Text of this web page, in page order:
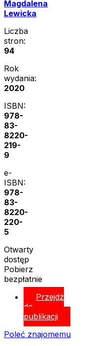
Magdalena
Lewicka
Liczba
stron:
94
Rok
wydania:
2020
ISBN:
978-
83-
8220-
219-
9
e-
ISBN:
978-
83-
8220-
220-
5
Otwarty
dostęp
Pobierz
bezpłatnie
Przejdź
do
publikacji
Poleć znajomemu